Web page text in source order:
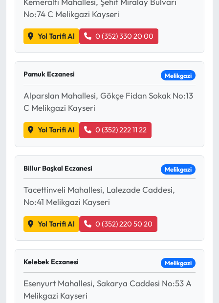
No:74 C Melikgazi Kayseri
Yol Tarifi Al 0 (352) 330 20 00
Pamuk Eczanesi Melikgazi
Alparslan Mahallesi, Gökçe Fidan Sokak No:13
C Melikgazi Kayseri
Yol Tarifi Al 0 (352) 222 11 22
Billur Başkal Eczanesi Melikgazi
Tacettinveli Mahallesi, Lalezade Caddesi,
No:41 Melikgazi Kayseri
Yol Tarifi Al 0 (352) 220 50 20
Kelebek Eczanesi Melikgazi
Esenyurt Mahallesi, Sakarya Caddesi No:53 A
Melikgazi Kayseri